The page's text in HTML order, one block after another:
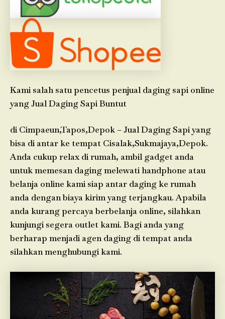
Kami salah satu pencetus penjual daging sapi online
yang Jual Daging Sapi Buntut
di Cimpaeun,Tapos,Depok – Jual Daging Sapi yang
bisa di antar ke tempat Cisalak,Sukmajaya,Depok.
Anda cukup relax di rumah, ambil gadget anda
untuk memesan daging melewati handphone atau
belanja online kami siap antar daging ke rumah
anda dengan biaya kirim yang terjangkau. Apabila
anda kurang percaya berbelanja online, silahkan
kunjungi segera outlet kami. Bagi anda yang
berharap menjadi agen daging di tempat anda
silahkan menghubungi kami.